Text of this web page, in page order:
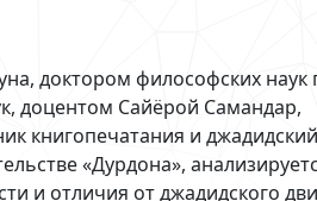
доктором философских наук
доцентом Сайёрой Самандар,
книгопечатания и джадидский
«Дурдона»,
и отличия от джадидского